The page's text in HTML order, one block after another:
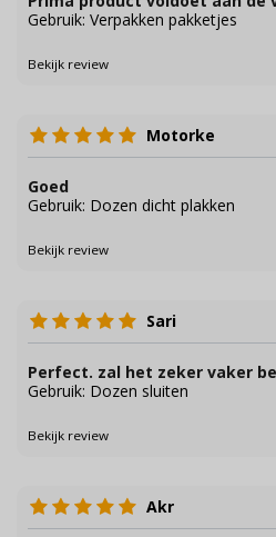
Gebruik: Verpakken pakketjes
Bekijk review
Motorke
Goed
Gebruik: Dozen dicht plakken
Bekijk review
Sari
Perfect. zal het zeker vaker
Gebruik: Dozen sluiten
Bekijk review
Akr